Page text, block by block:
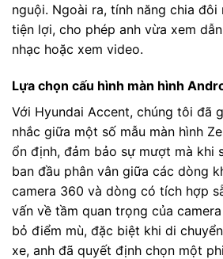
nguội. Ngoài ra, tính năng chia đôi
tiện lợi, cho phép anh vừa xem
nhạc hoặc xem video.
Lựa chọn cấu hình màn hình
Với Hyundai Accent, chúng tôi đã
nhắc giữa một số mẫu màn hình
ổn định, đảm bảo sự mượt mà khi
ban đầu phân vân giữa các dòng
camera 360 và dòng có tích hợp
vấn về tầm quan trọng của
bỏ điểm mù, đặc biệt khi di
xe, anh đã quyết định chọn một